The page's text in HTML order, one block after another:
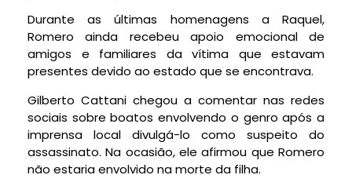
Durante as últimas homenagens a Raquel,
Romero ainda recebeu apoio emocional de
amigos e familiares da vítima que estavam
presentes devido ao estado que se encontrava.
Gilberto Cattani chegou a comentar nas redes
sociais sobre boatos envolvendo o genro após a
imprensa local divulgá-lo como suspeito do
assassinato. Na ocasião, ele afirmou que Romero
não estaria envolvido na morte da filha.